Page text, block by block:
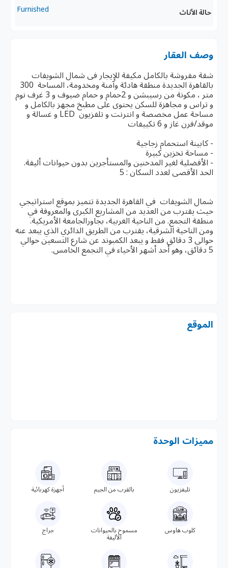
حالة الأثاث Furnished
وصف العقار
شقة مفروشة بالكامل مكيفة للإيجار فى شمال الشويفات
بالقاهرة الجديدة منطقة هادئة وآمنة ومخدومة، المساحة 300
متر ، مكونة من رسيبشن و 2حمام و حمام ضيوف و 3 غرف نوم
و تراس و مجاهزة للسكن يحتوى على مطبخ مجهز بالكامل و
مساحة عمل مخصصة و انترنت و تلفزيون LED و غسالة و
موقد/فرن غاز و 6 تكييفات
- كابينة استحمام زجاجية
- مساحة تخزين كبيرة
- الأفضلية لغير المدخنين والمستأجرين بدون حيوانات أليفة.
الحد الأقصى لعدد السكان : 5
شمال الشويفات في القاهرة الجديدة تتميز بموقع استراتيجي
حيث يقترب من العديد من المشاريع الكبرى والمعروفة في
منطقة التجمع. من الناحية الغربية، بجاورالجامعة الأمريكية.
ومن الناحية الشرقية، يقترب من الطريق الدائري الذي يبعد عنه
حوالي 3 دقائق فقط و يبعد الكمبوند عن شارع التسعين حوالي
5 دقائق، وهو أحد أشهر الأحياء في التجمع الخامس.
الموقع
مميزات الوحدة
تليفزيون بالقرب من الجيم أجهزة كهربائية
كلوب هاوس
مسموح بالحيوانات
الأليفة
جراج